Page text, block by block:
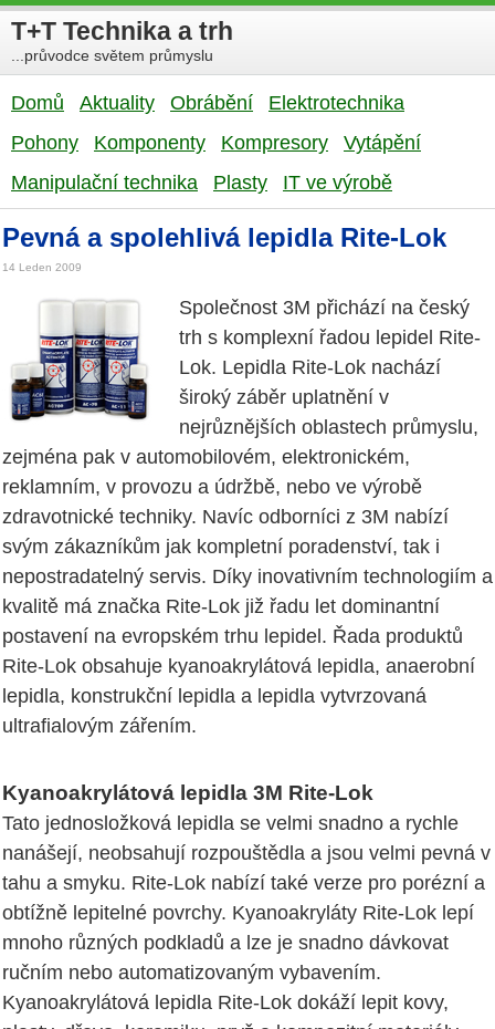
T+T Technika a trh
...průvodce světem průmyslu
Domů Aktuality Obrábění
Elektrotechnika
Pohony
Komponenty Kompresory
Vytápění
Manipulační technika
Plasty IT ve výrobě
Pevná a spolehlivá lepidla Rite-Lok
14 Leden 2009
Společnost 3M přichází na český
trh s komplexní řadou lepidel Rite-
Lok. Lepidla Rite-Lok nachází
široký záběr uplatnění v
nejrůznějších oblastech průmyslu,
zejména pak v automobilovém, elektronickém,
reklamním, v provozu a údržbě, nebo ve výrobě
zdravotnické techniky. Navíc odborníci z 3M nabízí
svým zákazníkům jak kompletní poradenství, tak i
nepostradatelný servis. Díky inovativním technologiím a
kvalitě má značka Rite-Lok již řadu let dominantní
postavení na evropském trhu lepidel. Řada produktů
Rite-Lok obsahuje kyanoakrylátová lepidla, anaerobní
lepidla, konstrukční lepidla a lepidla vytvrzovaná
ultrafialovým zářením.
Kyanoakrylátová lepidla 3M Rite-Lok
Tato jednosložková lepidla se velmi snadno a rychle
nanášejí, neobsahují rozpouštědla a jsou velmi pevná v
tahu a smyku. Rite-Lok nabízí také verze pro porézní a
obtížně lepitelné povrchy. Kyanoakryláty Rite-Lok lepí
mnoho různých podkladů a lze je snadno dávkovat
ručním nebo automatizovaným vybavením.
Kyanoakrylátová lepidla Rite-Lok dokáží lepit kovy,